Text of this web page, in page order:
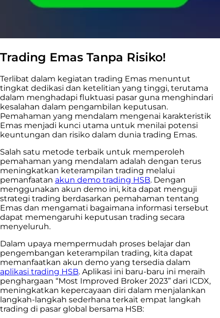
Trading Emas Tanpa Risiko!
Terlibat dalam kegiatan trading Emas menuntut
tingkat dedikasi dan ketelitian yang tinggi, terutama
dalam menghadapi fluktuasi pasar guna menghindari
kesalahan dalam pengambilan keputusan.
Pemahaman yang mendalam mengenai karakteristik
Emas menjadi kunci utama untuk menilai potensi
keuntungan dan risiko dalam dunia trading Emas.
Salah satu metode terbaik untuk memperoleh
pemahaman yang mendalam adalah dengan terus
meningkatkan keterampilan trading melalui
pemanfaatan akun demo trading HSB. Dengan
menggunakan akun demo ini, kita dapat menguji
strategi trading berdasarkan pemahaman tentang
Emas dan mengamati bagaimana informasi tersebut
dapat memengaruhi keputusan trading secara
menyeluruh.
Dalam upaya mempermudah proses belajar dan
pengembangan keterampilan trading, kita dapat
memanfaatkan akun demo yang tersedia dalam
aplikasi trading HSB. Aplikasi ini baru-baru ini meraih
penghargaan “Most Improved Broker 2023” dari ICDX,
meningkatkan kepercayaan diri dalam menjalankan
langkah-langkah sederhana terkait empat langkah
trading di pasar global bersama HSB: